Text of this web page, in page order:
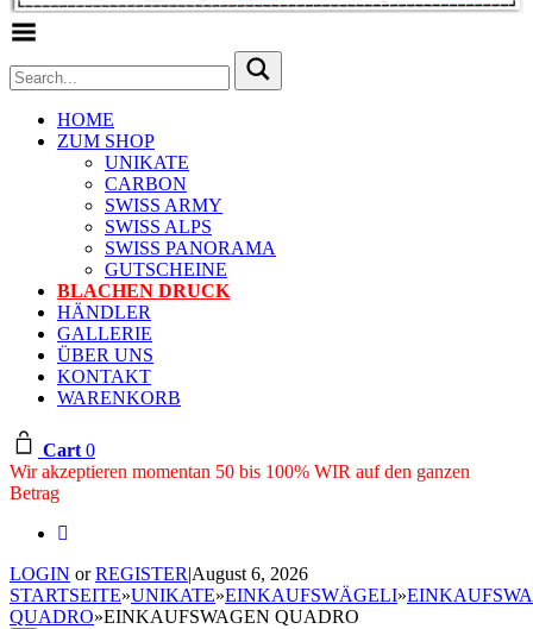
HOME
ZUM SHOP
UNIKATE
CARBON
SWISS ARMY
SWISS ALPS
SWISS PANORAMA
GUTSCHEINE
BLACHEN DRUCK
HÄNDLER
GALLERIE
ÜBER UNS
KONTAKT
WARENKORB
Cart 0
Wir akzeptieren momentan 50 bis 100% WIR auf den ganzen
Betrag
LOGIN orREGISTER|August 6, 2026
STARTSEITE»UNIKATE»EINKAUFSWÄGELI»
QUADRO»EINKAUFSWAGEN QUADRO